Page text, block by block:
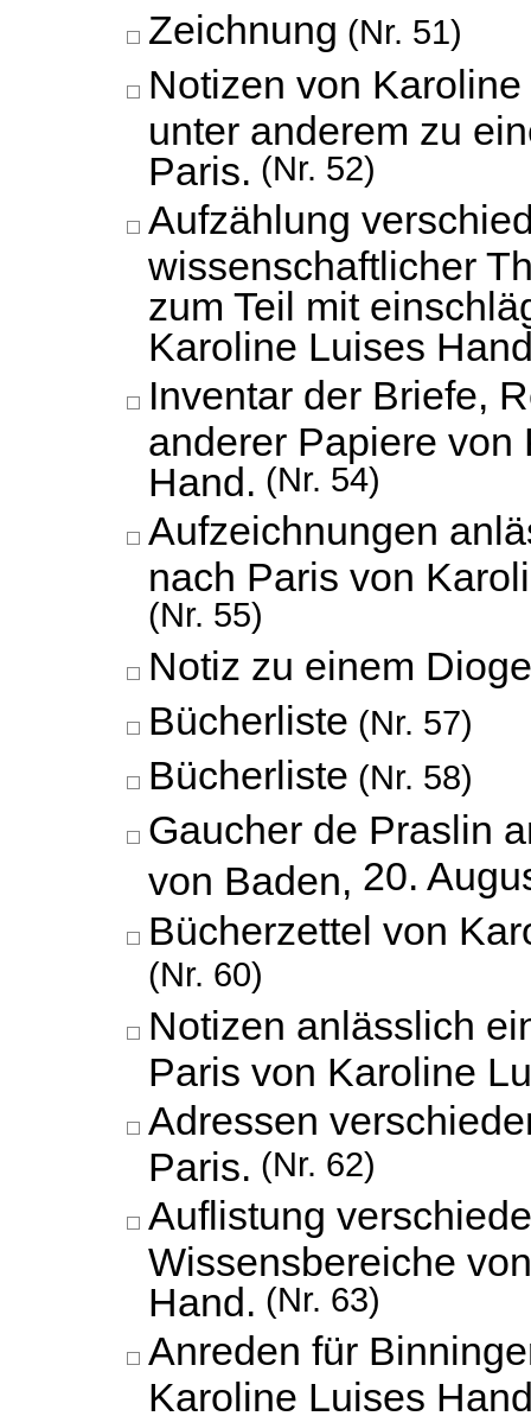
Zeichnung (Nr. 51)
Notizen von
unter anderem zu
Paris. (Nr. 52)
Aufzählung
wissenschaftlicher
zum Teil mit
Karoline Luises
Inventar der Briefe,
anderer Papiere von
Hand.
(Nr. 54)
Aufzeichnungen
nach Paris von
(Nr. 55)
Notiz zu einem
Bücherliste (Nr. 57)
Bücherliste (Nr. 58)
Gaucher de Praslin
von Baden, 20.
Bücherzettel von
(Nr. 60)
Notizen anlässlich
Paris von Karoline
Adressen
Paris. (Nr. 62)
Auflistung
Wissensbereiche
Hand.
(Nr. 63)
Anreden für
Karoline Luises